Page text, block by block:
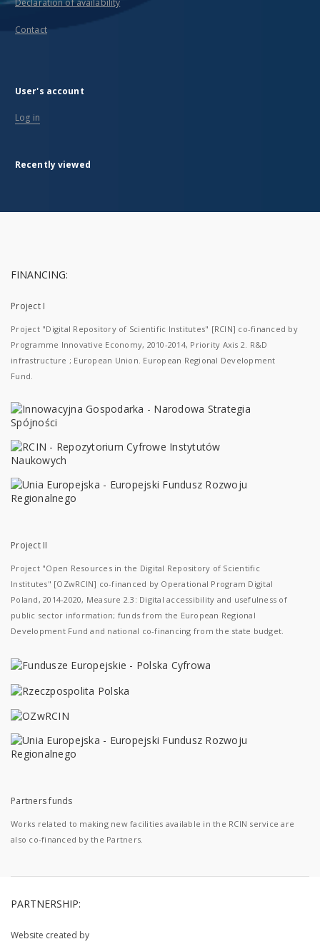
Declaration of availability
Contact
User's account
Log in
Recently viewed
FINANCING:
Project I
Project "Digital Repository of Scientific Institutes" [RCIN] co-financed by
Programme Innovative Economy, 2010-2014, Priority Axis 2. R&D
infrastructure ; European Union. European Regional Development
Fund.
Project II
Project "Open Resources in the Digital Repository of Scientific
Institutes" [OZwRCIN] co-financed by Operational Program Digital
Poland, 2014-2020, Measure 2.3: Digital accessibility and usefulness of
public sector information; funds from the European Regional
Development Fund and national co-financing from the state budget.
Partners funds
Works related to making new facilities available in the RCIN service are
also co-financed by the Partners.
PARTNERSHIP:
Website created by